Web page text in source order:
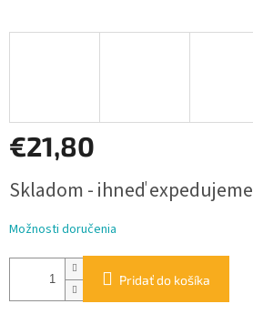
€21,80
cena:
Skladom - ihneď expedujeme
Možnosti doručenia
Pridať do košíka